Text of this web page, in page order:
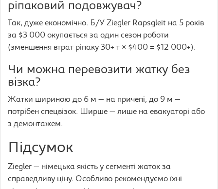
ріпаковий подовжувач?
Так, дуже економічно. Б/У Ziegler Rapsgleit на 5 років
за $3 000 окупається за один сезон роботи
(зменшення втрат ріпаку 30+ т × $400 = $12 000+).
Чи можна перевозити жатку без
візка?
Жатки шириною до 6 м — на причепі, до 9 м —
потрібен спецвізок. Ширше — лише на евакуаторі або
з демонтажем.
Підсумок
Ziegler — німецька якість у сегменті жаток за
справедливу ціну. Особливо рекомендуємо їхні